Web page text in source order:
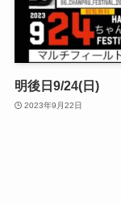
明後日9/24(日)
2023年9月22日